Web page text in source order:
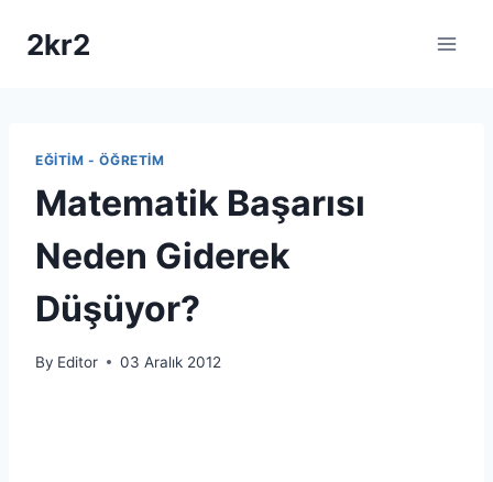
2kr2
EĞITIM - ÖĞRETIM
Matematik Başarısı
Neden Giderek
Düşüyor?
By Editor 03 Aralık 2012